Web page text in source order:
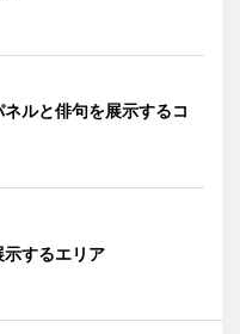
ルと俳句を展示するコ
するエリア